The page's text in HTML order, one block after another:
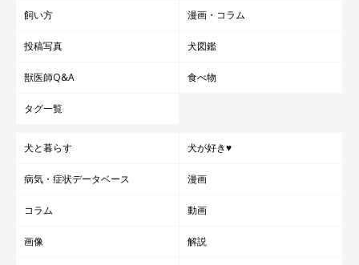
飼い方 漫画・コラム
投稿写真 犬図鑑
獣医師Q&A 食べ物
タグ一覧
犬と暮らす 犬が好き♥
病気・症状データベース 漫画
コラム 動画
画像 解説